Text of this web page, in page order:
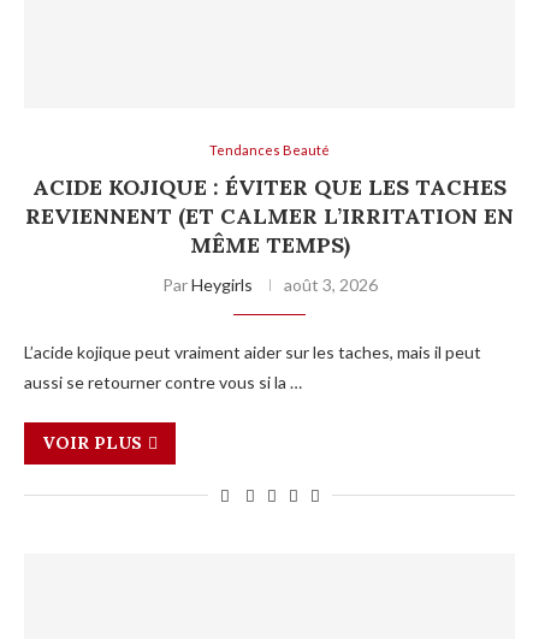
Tendances Beauté
ACIDE KOJIQUE : ÉVITER QUE LES TACHES
REVIENNENT (ET CALMER L’IRRITATION EN
MÊME TEMPS)
ParHeygirls août 3, 2026
L’acide kojique peut vraiment aider sur les taches, mais il peut
aussi se retourner contre vous si la …
VOIR PLUS